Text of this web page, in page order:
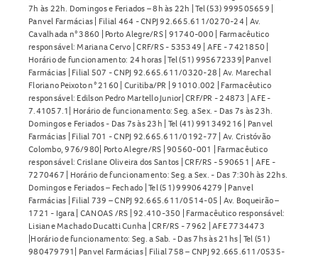
7h às 22h. Domingos e Feriados – 8h às 22h | Tel (53) 999505659 |
Panvel Farmácias | Filial 464 - CNPJ 92.665.611/0270-24 | Av.
Cavalhada n° 3860 | Porto Alegre/RS | 91740-000 | Farmacêutico
responsável: Mariana Cervo | CRF/RS - 535349 | AFE - 7421850 |
Horário de funcionamento: 24 horas | Tel (51) 995672339| Panvel
Farmácias | Filial 507 - CNPJ 92.665.611/0320-28 | Av. Marechal
Floriano Peixoto n° 2160 | Curitiba/PR | 91010.002 | Farmacêutico
responsável: Edilson Pedro Martello Junior| CRF/PR - 24873 | AFE -
7.41057.1| Horário de funcionamento: Seg. a Sex. - Das 7s às 23h.
Domingos e Feriados - Das 7s às 23h | Tel (41) 991349216 | Panvel
Farmácias | Filial 701 - CNPJ 92.665.611/0192-77 | Av. Cristóvão
Colombo, 976/980| Porto Alegre/RS | 90560-001 | Farmacêutico
responsável: Crislane Oliveira dos Santos | CRF/RS - 590651 | AFE -
7270467 | Horário de funcionamento: Seg. a Sex. - Das 7:30h às 22hs.
Domingos e Feriados – Fechado | Tel (51) 999064279 | Panvel
Farmácias | Filial 739 – CNPJ 92.665.611/0514-05 | Av. Boqueirão –
1721 - Igara | CANOAS /RS | 92.410-350 | Farmacêutico responsável:
Lisiane Machado Ducatti Cunha | CRF/RS - 7962 | AFE 7734473
|Horário de funcionamento: Seg. a Sab. - Das 7hs às 21hs | Tel (51)
980479791| Panvel Farmácias | Filial 758 – CNPJ 92.665.611/0535-